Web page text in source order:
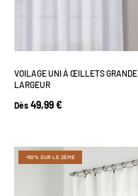
VOILAGE UNI À ŒILLETS GRANDE
LARGEUR
Dès 49,99 €
-50% SUR LE 2ÈME